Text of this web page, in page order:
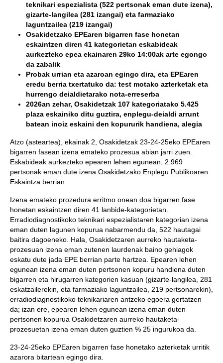
teknikari espezialista (522 pertsonak eman dute izena),
gizarte-langilea (281 izangai) eta farmaziako
laguntzailea (219 izangai)
Osakidetzako EPEaren bigarren fase honetan
eskaintzen diren 41 kategorietan eskabideak
aurkezteko epea ekainaren 29ko 14:00ak arte egongo
da zabalik
Probak urrian eta azaroan egingo dira, eta EPEaren
eredu berria txertatuko da: test motako azterketak eta
hurrengo deialdietarako nota-erreserba
2026an zehar, Osakidetzak 107 kategoriatako 5.425
plaza eskainiko ditu guztira, enplegu-deialdi arrunt
batean inoiz eskaini den kopururik handiena, alegia
Atzo (asteartea), ekainak 2, Osakidetzak 23-24-25eko EPEaren
bigarren fasean izena emateko prozesua abian jarri zuen.
Eskabideak aurkezteko epearen lehen egunean, 2.969
pertsonak eman dute izena Osakidetzako Enplegu Publikoaren
Eskaintza berrian.
Izena emateko prozedura erritmo onean doa bigarren fase
honetan eskaintzen diren 41 lanbide-kategorietan.
Erradiodiagnostikoko teknikari espezialistaren kategorian izena
eman duten lagunen kopurua nabarmendu da, 522 hautagai
baitira dagoeneko. Hala, Osakidetzaren aurreko hautaketa-
prozesuan izena eman zutenen laurdenak baino gehiagok
eskatu dute jada EPE berrian parte hartzea. Epearen lehen
egunean izena eman duten pertsonen kopuru handiena duten
bigarren eta hirugarren kategorien kasuan (gizarte-langilea, 281
eskatzailerekin, eta farmaziako laguntzailea, 219 pertsonarekin),
erradiodiagnostikoko teknikariaren antzeko egoera gertatzen
da; izan ere, epearen lehen egunean izena eman duten
pertsonen kopurua Osakidetzaren aurreko hautaketa-
prozesuetan izena eman duten guztien % 25 ingurukoa da.
23-24-25eko EPEaren bigarren fase honetako azterketak urritik
azarora bitartean egingo dira.